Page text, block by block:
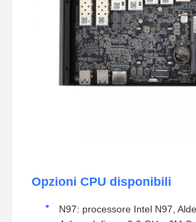
Opzioni CPU disponibili
N97: processore Intel N97,